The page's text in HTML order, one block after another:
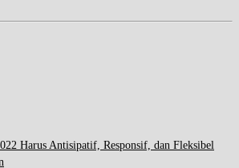
Harus Antisipatif, Responsif, dan Fleksibel